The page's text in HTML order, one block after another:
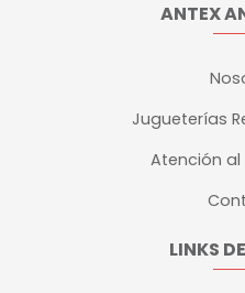
ANTEX
Jugueterías
Atención
LINKS